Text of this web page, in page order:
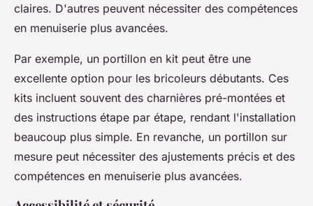
claires. D'autres peuvent nécessiter des compétences
en menuiserie plus avancées.
Par exemple, un portillon en kit peut être une
excellente option pour les bricoleurs débutants. Ces
kits incluent souvent des charnières pré-montées et
des instructions étape par étape, rendant l'installation
beaucoup plus simple. En revanche, un portillon sur
mesure peut nécessiter des ajustements précis et des
compétences en menuiserie plus avancées.